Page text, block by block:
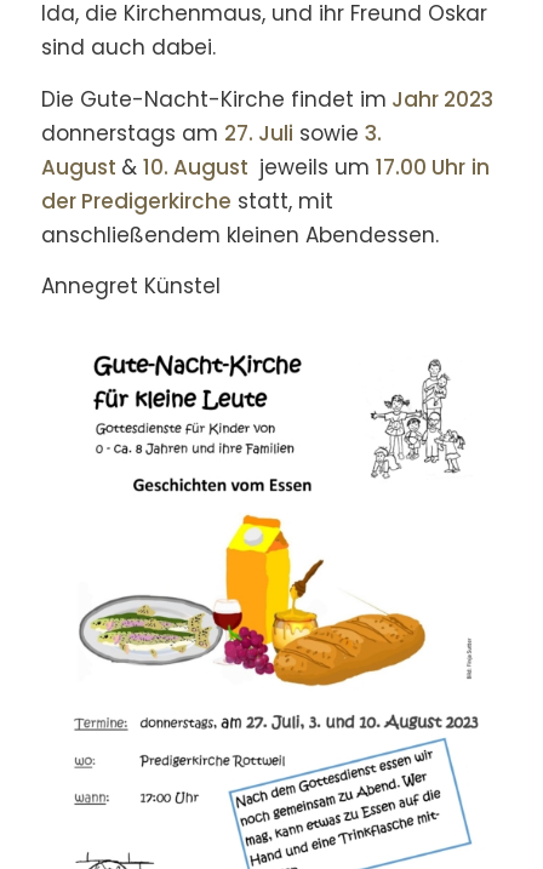
Ida, die Kirchenmaus, und ihr Freund Oskar
sind auch dabei.
Die Gute-Nacht-Kirche findet im Jahr 2023
donnerstags am 27. Juli sowie 3.
August & 10. August jeweils um 17.00 Uhr in
der Predigerkirche statt, mit
anschließendem kleinen Abendessen.
Annegret Künstel